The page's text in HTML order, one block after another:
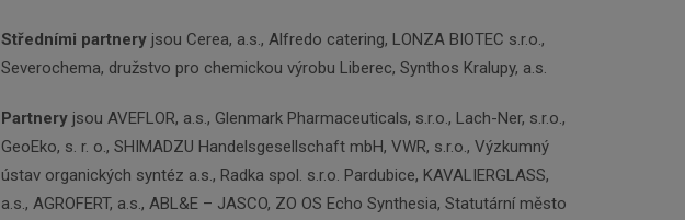
Středními partnery jsou Cerea, a.s., Alfredo catering, LONZA BIOTEC s.r.o.,
Severochema, družstvo pro chemickou výrobu Liberec, Synthos Kralupy, a.s.
Partnery jsou AVEFLOR, a.s., Glenmark Pharmaceuticals, s.r.o., Lach-Ner, s.r.o.,
GeoEko, s. r. o., SHIMADZU Handelsgesellschaft mbH, VWR, s.r.o., Výzkumný
ústav organických syntéz a.s., Radka spol. s.r.o. Pardubice, KAVALIERGLASS,
a.s., AGROFERT, a.s., ABL&E – JASCO, ZO OS Echo Synthesia, Statutární město